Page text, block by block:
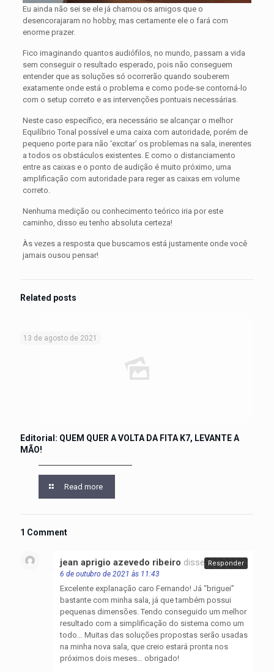
Eu ainda não sei se ele já chamou os amigos que o
desencorajaram no hobby, mas certamente ele o fará com
enorme prazer.
Fico imaginando quantos audiófilos, no mundo, passam a vida
sem conseguir o resultado esperado, pois não conseguem
entender que as soluções só ocorrerão quando souberem
exatamente onde está o problema e como pode-se contorná-lo
com o setup correto e as intervenções pontuais necessárias.
Neste caso específico, era necessário se alcançar o melhor
Equilíbrio Tonal possível e uma caixa com autoridade, porém de
pequeno porte para não ‘excitar’ os problemas na sala, inerentes
a todos os obstáculos existentes. E como o distanciamento
entre as caixas e o ponto de audição é muito próximo, uma
amplificação com autoridade para reger as caixas em volume
correto.
Nenhuma medição ou conhecimento teórico iria por este
caminho, disso eu tenho absoluta certeza!
Às vezes a resposta que buscamos está justamente onde você
jamais ousou pensar!
Related posts
13 de agosto de 2021
Editorial: QUEM QUER A VOLTA DA FITA K7, LEVANTE A
MÃO!
Read more
1 Comment
jean aprigio azevedo ribeiro disse:
6 de outubro de 2021 às 11:43
Excelente explanação caro Fernando! Já “briguei”
bastante com minha sala, já que também possui
pequenas dimensões. Tendo conseguido um melhor
resultado com a simplificação do sistema como um
todo… Muitas das soluções propostas serão usadas
na minha nova sala, que creio estará pronta nos
próximos dois meses… obrigado!
Responder